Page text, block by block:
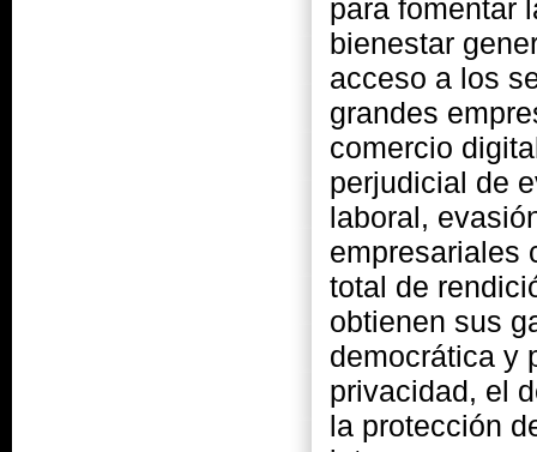
para fomentar
bienestar
acceso a los
grandes
comercio
perjudicial de
laboral,
empresariales
total de
obtienen sus
democrática y
privacidad, el
la protección